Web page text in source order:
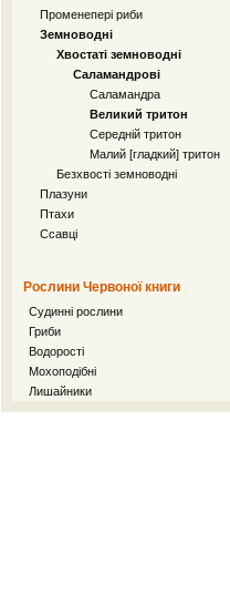
Променепері риби
Земноводні
Хвостаті земноводні
Саламандрові
Саламандра
Великий тритон
Середній тритон
Малий [гладкий] тритон
Безхвості земноводні
Плазуни
Птахи
Ссавці
Рослини Червоної книги
Судинні рослини
Гриби
Водорості
Мохоподібні
Лишайники